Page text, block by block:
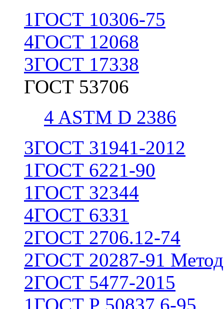
1ГОСТ 10306-75
4ГОСТ 12068
3ГОСТ 17338
ГОСТ 53706
4 ASTM D 2386
3ГОСТ 31941-2012
1ГОСТ 6221-90
1ГОСТ 32344
4ГОСТ 6331
2ГОСТ 2706.12-74
2ГОСТ 20287-91
2ГОСТ 5477-2015